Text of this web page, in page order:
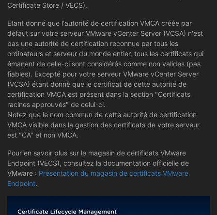
Certificate Store / VECS).
Etant donné que l'autorité de certification VMCA créée par
défaut sur votre serveur VMware vCenter Server (VCSA) n'est
pas une autorité de certification reconnue par tous les
ordinateurs et serveur du monde entier, tous les certificats qui
émanent de celle-ci sont considérés comme non valides (pas
fiables). Excepté pour votre serveur VMware vCenter Server
(VCSA) étant donné que le certificat de cette autorité de
certification VMCA est présent dans la section "Certificats
racines approuvés" de celui-ci.
Notez que le nom commun de cette autorité de certification
VMCA visible dans la gestion des certificats de votre serveur
est "CA" et non VMCA.
Pour en savoir plus sur le magasin de certificats VMware
Endpoint (VECS), consultez la documentation officielle de
VMware : Présentation du magasin de certificats VMware
Endpoint.